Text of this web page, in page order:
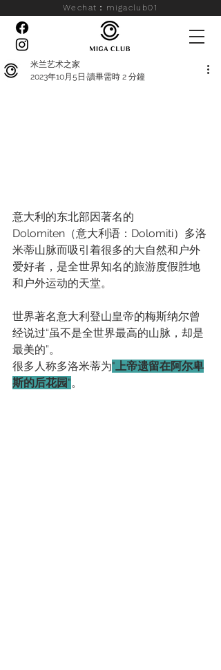
Wechat：migaclub01
米兰艺术之家
2023年10月5日 讀畢需時 2 分鐘
意大利的东北部因著名的
Dolomiten（意大利语：Dolomiti）多洛
米蒂山脉而吸引着很多的大自然和户外
爱好者，是全世界知名的旅游度假胜地
和户外运动的天堂。
世界著名意大利登山皇帝的梅斯纳尔曾
经说过“虽不是全世界最高的山脉，却是
最美的”。
很多人称多洛米蒂为"上帝遗留在阿尔卑
斯的后花园 "。